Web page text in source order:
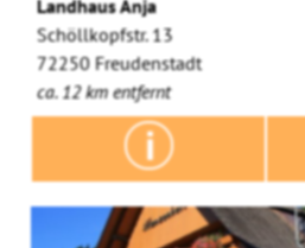
Landhaus Anja
Schöllkopfstr. 13
72250 Freudenstadt
ca. 12 km entfernt